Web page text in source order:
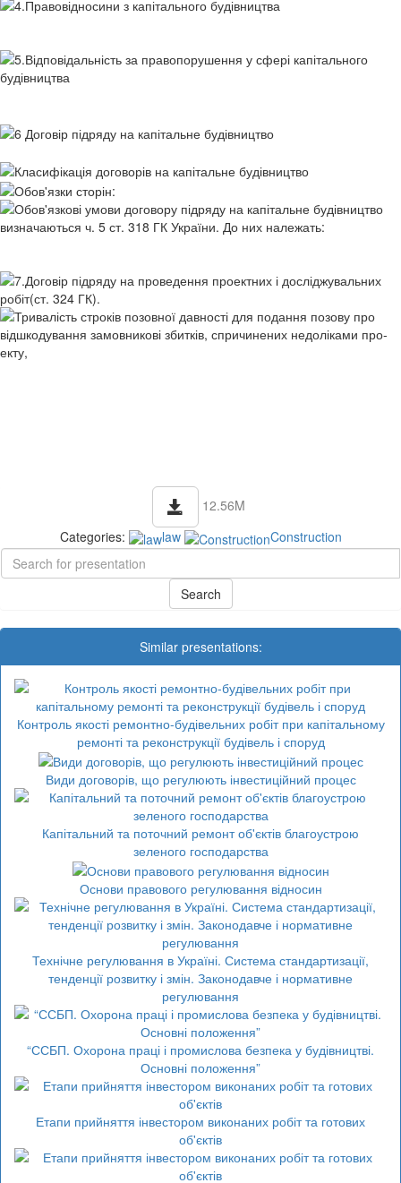
12.56M
Categories:
law Construction
Similar presentations:
Контроль якості ремонтно-будівельних робіт при капітальному
ремонті та реконструкції будівель і споруд
Види договорів, що регулюють інвестиційний процес
Капітальний та поточний ремонт об'єктів благоустрою
зеленого господарства
Основи правового регулювання відносин
Технічне регулювання в Україні. Система стандартизації,
тенденції розвитку і змін. Законодавче і нормативне
регулювання
“ССБП. Охорона праці і промислова безпека у будівництві.
Основні положення”
Етапи прийняття інвестором виконаних робіт та готових
об'єктів